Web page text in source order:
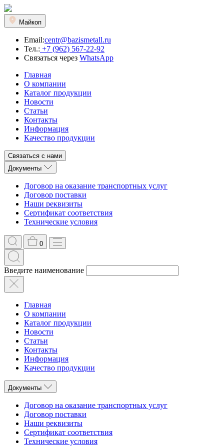
Майкоп
Email:centr@bazismetall.ru
Тел.: +7 (962) 567-22-92
Связаться через WhatsApp
Главная
О компании
Каталог продукции
Новости
Статьи
Контакты
Информация
Качество продукции
Связаться с нами
Документы
Договор на оказание транспортных услуг
Договор поставки
Наши реквизиты
Сертификат соответствия
Технические условия
0
Введите наименование
Главная
О компании
Каталог продукции
Новости
Статьи
Контакты
Информация
Качество продукции
Документы
Договор на оказание транспортных услуг
Договор поставки
Наши реквизиты
Сертификат соответствия
Технические условия